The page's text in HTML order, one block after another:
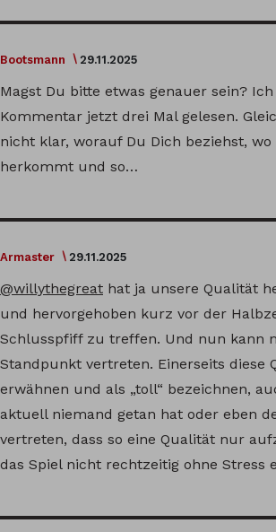
Bootsmann 29.11.2025
Magst Du bitte etwas genauer sein?
Kommentar jetzt drei Mal gelesen.
nicht klar, worauf Du Dich beziehst, wo
herkommt und so…
Armaster 29.11.2025
@willythegreat hat ja unsere Qualität
und hervorgehoben kurz vor der
Schlusspfiff zu treffen. Und nun kann
Standpunkt vertreten. Einerseits diese
erwähnen und als „toll“ bezeichnen,
aktuell niemand getan hat oder eben
vertreten, dass so eine Qualität nur
das Spiel nicht rechtzeitig ohne Stress